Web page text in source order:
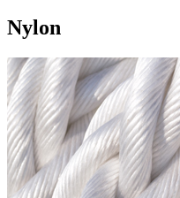
Nylon